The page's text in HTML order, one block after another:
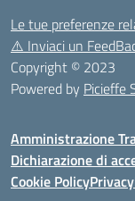
Le tue preferenze
⚠️ Inviaci un
Copyright © 2023
Powered by Picieffe
Amministrazione
Dichiarazione di
Cookie PolicyPrivacy